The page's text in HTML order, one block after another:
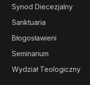
Synod Diecezjalny
Sanktuaria
Błogosławieni
Seminarium
Wydział Teologiczny